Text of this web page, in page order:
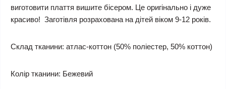
виготовити плаття вишите бісером. Це оригінально і дуже
красиво! Заготівля розрахована на дітей віком 9-12 років.
Склад тканини: атлас-коттон (50% поліестер, 50% коттон)
Колір тканини: Бежевий